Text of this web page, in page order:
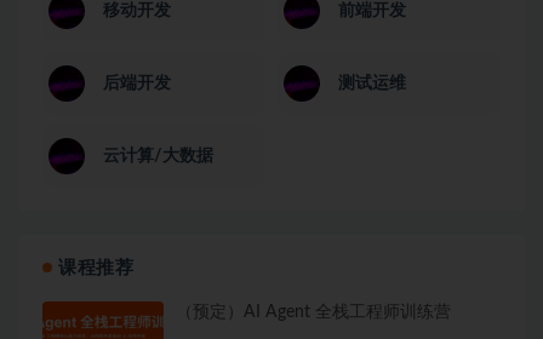
移动开发 前端开发
后端开发 测试运维
云计算/大数据
课程推荐
（预定）AI Agent 全栈工程师训练营